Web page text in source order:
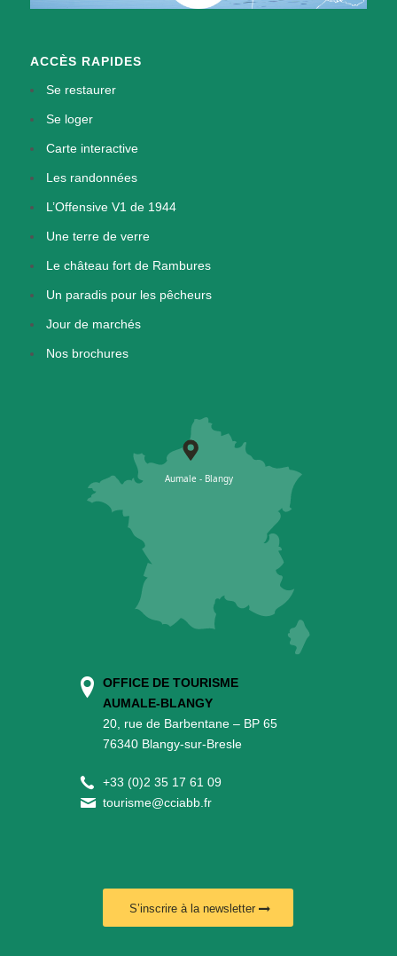
ACCÈS RAPIDES
Se restaurer
Se loger
Carte interactive
Les randonnées
L’Offensive V1 de 1944
Une terre de verre
Le château fort de Rambures
Un paradis pour les pêcheurs
Jour de marchés
Nos brochures
OFFICE DE TOURISME
AUMALE-BLANGY
20, rue de Barbentane – BP 65
76340 Blangy-sur-Bresle
+33 (0)2 35 17 61 09
tourisme@cciabb.fr
S’inscrire à la newsletter